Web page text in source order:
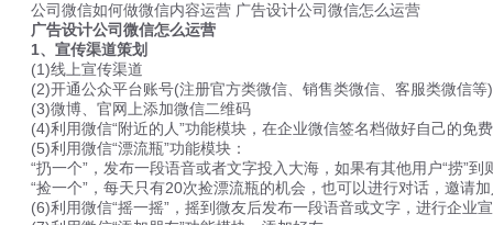
公司微信如何做微信内容运营 广告设计公司微信怎么运营
广告设计公司微信怎么运营
1、宣传渠道策划
(1)线上宣传渠道
(2)开通公众平台账号(注册官方类微信、销售类微信、客服类微信等)
(3)微博、官网上添加微信二维码
(4)利用微信“附近的人”功能模块，在企业微信签名档做好自己的免
(5)利用微信“漂流瓶”功能模块：
“扔一个”，发布一段语音或者文字投入大海，如果有其他用户“捞”到
“捡一个”，每天只有20次捡漂流瓶的机会，也可以进行对话，邀请加
(6)利用微信“摇一摇”，摇到微友后发布一段语音或文字，进行企业